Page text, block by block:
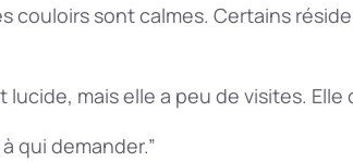
couloirs sont calmes. Certains
lucide, mais elle a peu de visites. Elle
qui demander.”